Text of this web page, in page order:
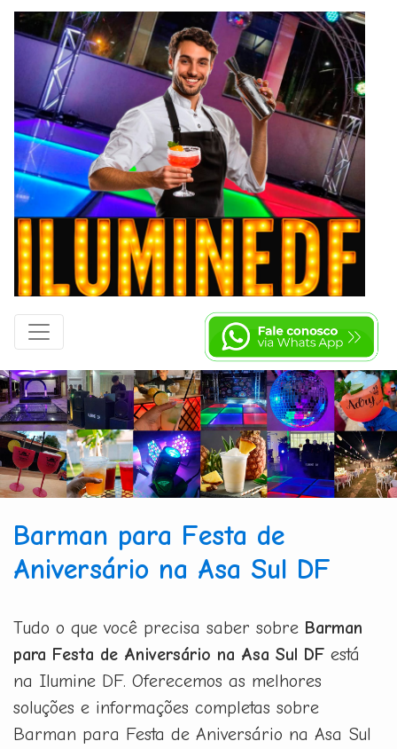
Barman para Festa de
Aniversário na Asa Sul DF
Tudo o que você precisa saber sobre Barman
para Festa de Aniversário na Asa Sul DF está
na Ilumine DF. Oferecemos as melhores
soluções e informações completas sobre
Barman para Festa de Aniversário na Asa Sul